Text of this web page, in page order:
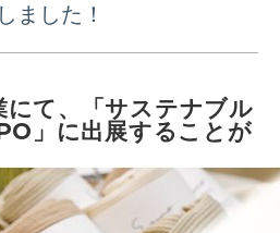
ました！
にて、「サステナブル
」に出展することが